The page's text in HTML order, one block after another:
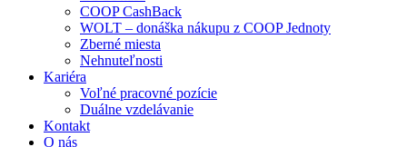
COOP CashBack
WOLT – donáška nákupu z COOP Jednoty
Zberné miesta
Nehnuteľnosti
Kariéra
Voľné pracovné pozície
Duálne vzdelávanie
Kontakt
O nás